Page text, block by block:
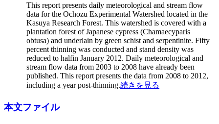
This report presents daily meteorological and stream flow
data for the Ochozu Experimental Watershed located in the
Kasuya Research Forest. This watershed is covered with a
plantation forest of Japanese cypress (Chamaecyparis
obtusa) and underlain by green schist and serpentinite. Fifty
percent thinning was conducted and stand density was
reduced to halfin January 2012. Daily meteorological and
stream flow data from 2003 to 2008 have already been
published. This report presents the data from 2008 to 2012,
including a year post-thinning.続きを見る
本文ファイル